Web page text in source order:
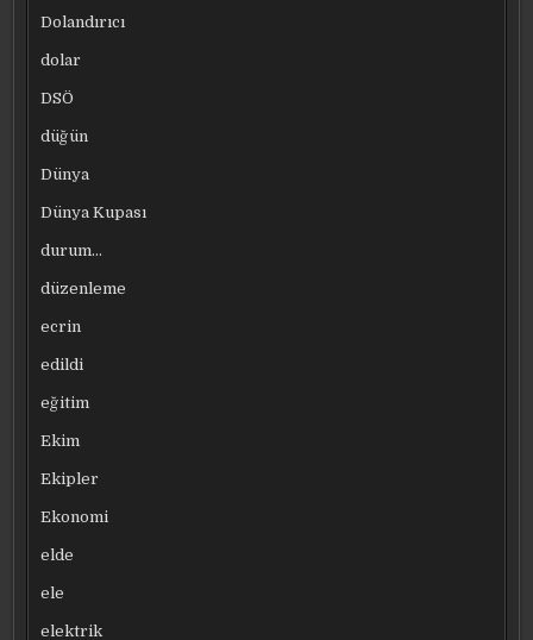
Dolandırıcı
dolar
DSÖ
düğün
Dünya
Dünya Kupası
durum…
düzenleme
ecrin
edildi
eğitim
Ekim
Ekipler
Ekonomi
elde
ele
elektrik